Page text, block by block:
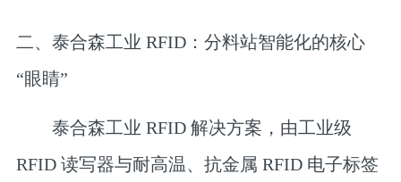
二、泰合森工业 RFID：分料站智能化的核心
“眼睛”
泰合森工业 RFID 解决方案，由工业级
RFID 读写器与耐高温、抗金属 RFID 电子标签